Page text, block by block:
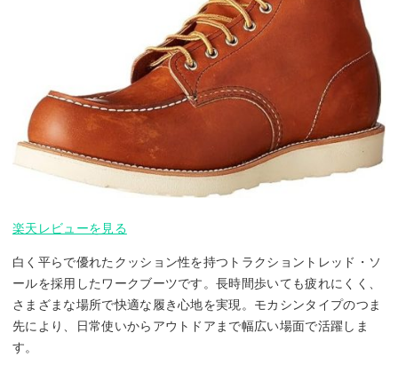
楽天レビューを見る
白く平らで優れたクッション性を持つトラクショントレッド・ソ
ールを採用したワークブーツです。長時間歩いても疲れにくく、
さまざまな場所で快適な履き心地を実現。モカシンタイプのつま
先により、日常使いからアウトドアまで幅広い場面で活躍しま
す。